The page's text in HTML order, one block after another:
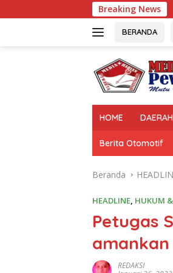
ke
Breaking News
BERANDA
HOME DAERAH
Berita Otomotif
Beranda
HEADLINE, HUKUM
Petugas
REDAKSI